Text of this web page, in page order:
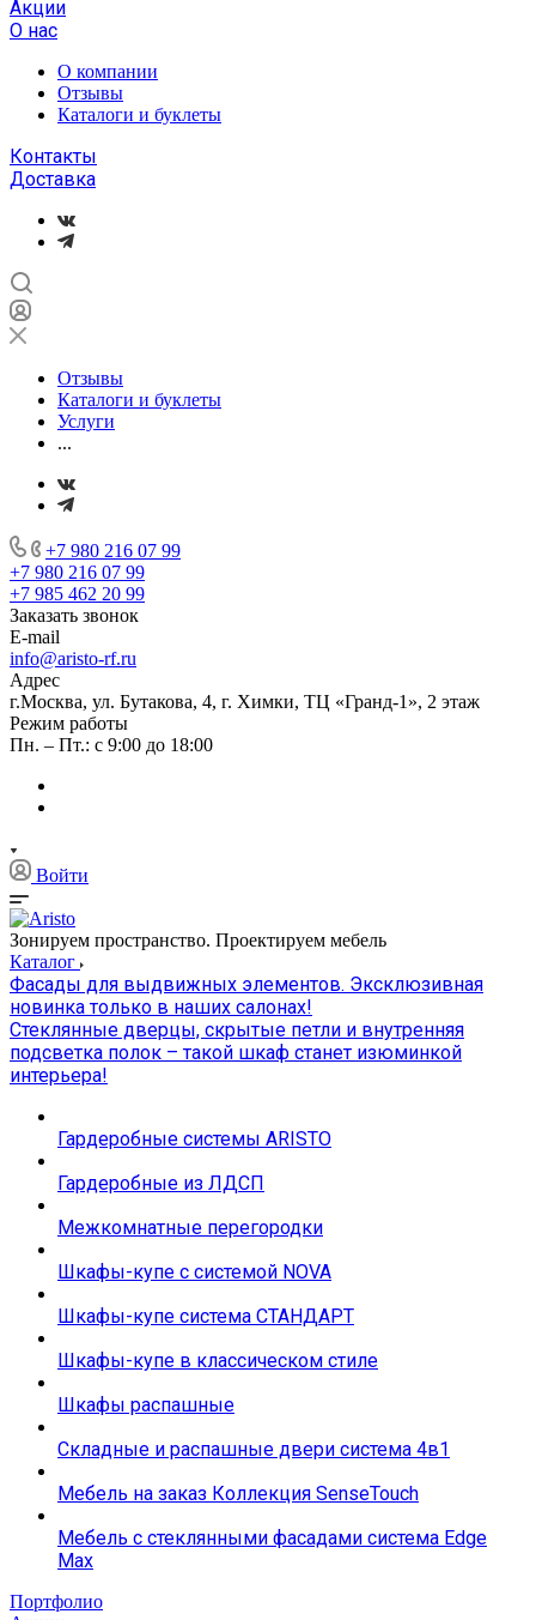
Акции
О нас
О компании
Отзывы
Каталоги и буклеты
Контакты
Доставка
Отзывы
Каталоги и буклеты
Услуги
...
+7 980 216 07 99
+7 980 216 07 99
+7 985 462 20 99
Заказать звонок
E-mail
info@aristo-rf.ru
Адрес
г.Москва, ул. Бутакова, 4, г. Химки, ТЦ «Гранд-1», 2 этаж
Режим работы
Пн. – Пт.: с 9:00 до 18:00
Войти
Зонируем пространство. Проектируем мебель
Каталог
Фасады для выдвижных элементов. Эксклюзивная
новинка только в наших салонах!
Стеклянные дверцы, скрытые петли и внутренняя
подсветка полок – такой шкаф станет изюминкой
интерьера!
Гардеробные системы ARISTO
Гардеробные из ЛДСП
Межкомнатные перегородки
Шкафы-купе с системой NOVA
Шкафы-купе система СТАНДАРТ
Шкафы-купе в классическом стиле
Шкафы распашные
Складные и распашные двери система 4в1
Мебель на заказ Коллекция SenseTouch
Мебель с стеклянными фасадами система Edge
Max
Портфолио